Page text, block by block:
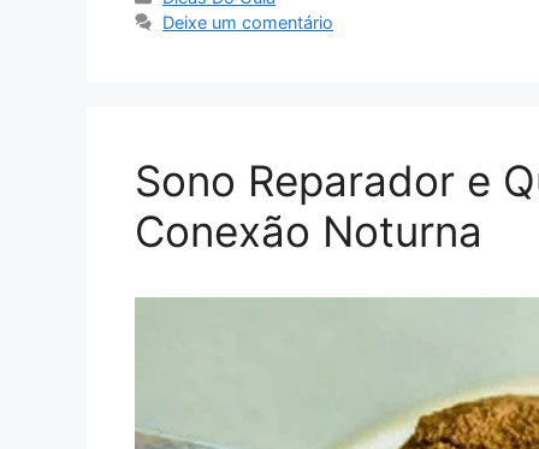
Deixe um comentário
Sono Reparador e
Conexão Noturna